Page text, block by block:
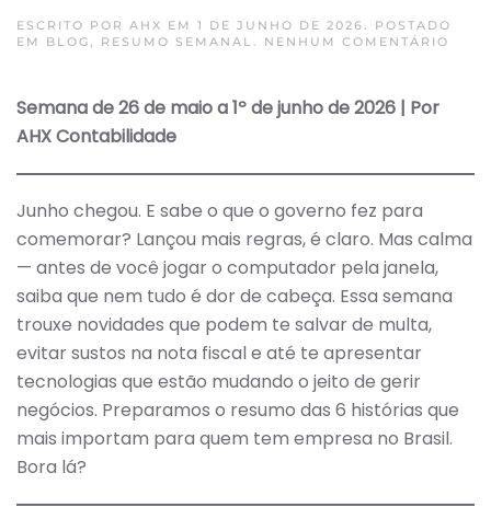
ESCRITO POR AHX EM 1 DE JUNHO DE 2026. POSTADO
EM BLOG, RESUMO SEMANAL. NENHUM COMENTÁRIO
ESSA
Semana de 26 de maio a 1º de junho de 2026 | Por
AHX Contabilidade
Junho chegou. E sabe o que o governo fez para
comemorar? Lançou mais regras, é claro. Mas calma
— antes de você jogar o computador pela janela,
saiba que nem tudo é dor de cabeça. Essa semana
trouxe novidades que podem te salvar de multa,
evitar sustos na nota fiscal e até te apresentar
tecnologias que estão mudando o jeito de gerir
negócios. Preparamos o resumo das 6 histórias que
mais importam para quem tem empresa no Brasil.
Bora lá?